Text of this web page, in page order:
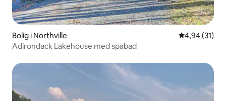
Bolig i Northville 4,94 ud af 5
4,94 (31)
Adirondack Lakehouse med spabad